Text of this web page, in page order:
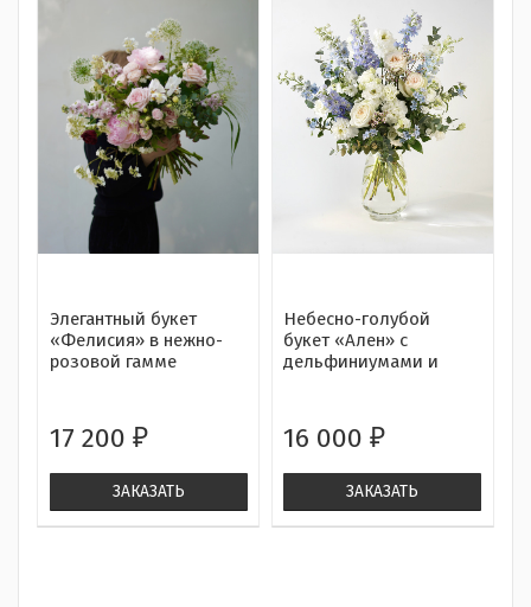
Элегантный букет
«Фелисия» в нежно-
розовой гамме
17 200 ₽
ЗАКАЗАТЬ
Небесно-голубой
букет «Ален» с
дельфиниумами и
16 000₽
ЗАКАЗАТЬ